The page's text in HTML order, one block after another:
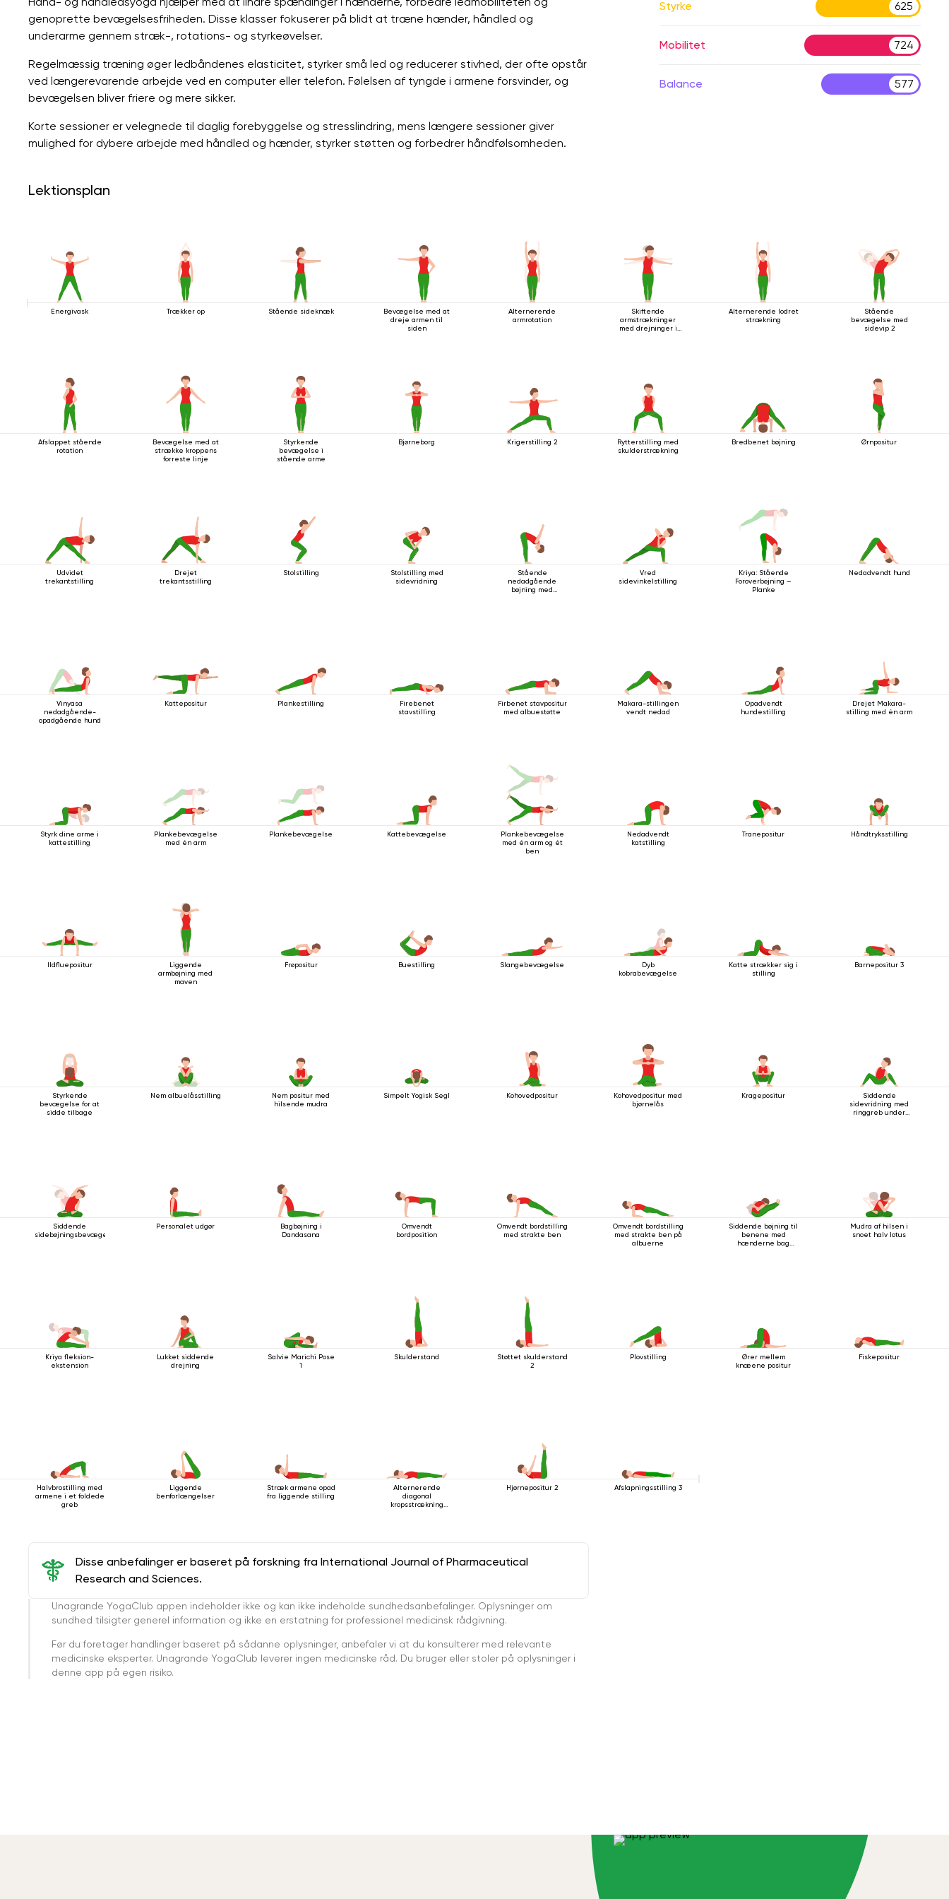
genoprette bevægelsesfriheden. Disse klasser fokuserer på blidt at træne hænder, håndled og
underarme gennem stræk-, rotations- og styrkeøvelser.
Regelmæssig træning øger ledbåndenes elasticitet, styrker små led og reducerer stivhed, der ofte opstår
ved længerevarende arbejde ved en computer eller telefon. Følelsen af ​​tyngde i armene forsvinder, og
bevægelsen bliver friere og mere sikker.
Korte sessioner er velegnede til daglig forebyggelse og stresslindring, mens længere sessioner giver
mulighed for dybere arbejde med håndled og hænder, styrker støtten og forbedrer håndfølsomheden.
Styrke 625
Mobilitet 724
Balance 577
Lektionsplan
Energivask Trækker op Stående sideknæk
Bevægelse med at
dreje armen til
siden
Alternerende
armrotation
Skiftende
armstrækninger
med drejninger i
Alternerende lodret
strækning
Stående
bevægelse med
sidevip 2
Afslappet stående
rotation
Bevægelse med at
strække kroppens
forreste linje
Styrkende
bevægelse i
stående arme
Bjørneborg Krigerstilling 2
Rytterstilling med
skulderstrækning
Bredbenet bøjning Ørnpositur
Udvidet
trekantstilling
Drejet
trekantsstilling
Stolstilling
Stolstilling med
sidevridning
Stående
nedadgående
bøjning med
Vred
sidevinkelstilling
Kriya: Stående
Foroverbøjning –
Planke
Nedadvendt hund
Vinyasa
nedadgående-
opadgående hund
Kattepositur Plankestilling
Firebenet
stavstilling
Firbenet stavpositur
med albuestøtte
Makara-stillingen
vendt nedad
Opadvendt
hundestilling
Drejet Makara-
stilling med én arm
Styrk dine arme i
kattestilling
Plankebevægelse
med én arm
Plankebevægelse Kattebevægelse
Plankebevægelse
med én arm og ét
ben
Nedadvendt
katstilling
Tranepositur Håndtryksstilling
Ildfluepositur
Liggende
armbøjning med
maven
Frøpositur Buestilling Slangebevægelse
Dyb
kobrabevægelse
Katte strækker sig i
stilling
Barnepositur 3
Styrkende
bevægelse for at
sidde tilbage
Nem albuelåsstilling
Nem positur med
hilsende mudra
Simpelt Yogisk Segl Kohovedpositur
Kohovedpositur med
bjørnelås
Kragepositur
Siddende
sidevridning med
ringgreb under
Siddende
sidebøjningsbevægelse
Personalet udgør
Bagbøjning i
Dandasana
Omvendt
bordposition
Omvendt bordstilling
med strakte ben
Omvendt bordstilling
med strakte ben på
albuerne
Siddende bøjning til
benene med
hænderne bag
Mudra af hilsen i
snoet halv lotus
Kriya fleksion-
ekstension
Lukket siddende
drejning
Salvie Marichi Pose
1
Skulderstand
Støttet skulderstand
2
Plovstilling
Ører mellem
knæene positur
Fiskepositur
Halvbrostilling med
armene i et foldede
greb
Liggende
benforlængelser
Stræk armene opad
fra liggende stilling
Alternerende
diagonal
kropsstrækning
Hjørnepositur 2 Afslapningsstilling 3
Disse anbefalinger er baseret på forskning fra International Journal of Pharmaceutical
Research and Sciences.
Unagrande YogaClub appen indeholder ikke og kan ikke indeholde sundhedsanbefalinger. Oplysninger om
sundhed tilsigter generel information og ikke en erstatning for professionel medicinsk rådgivning.
Før du foretager handlinger baseret på sådanne oplysninger, anbefaler vi at du konsulterer med relevante
medicinske eksperter. Unagrande YogaClub leverer ingen medicinske råd. Du bruger eller stoler på oplysninger i
denne app på egen risiko.